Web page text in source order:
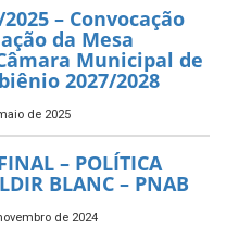
– Convocação
da Mesa
Municipal de
2027/2028
de 2025
– POLÍTICA
BLANC – PNAB
de 2024